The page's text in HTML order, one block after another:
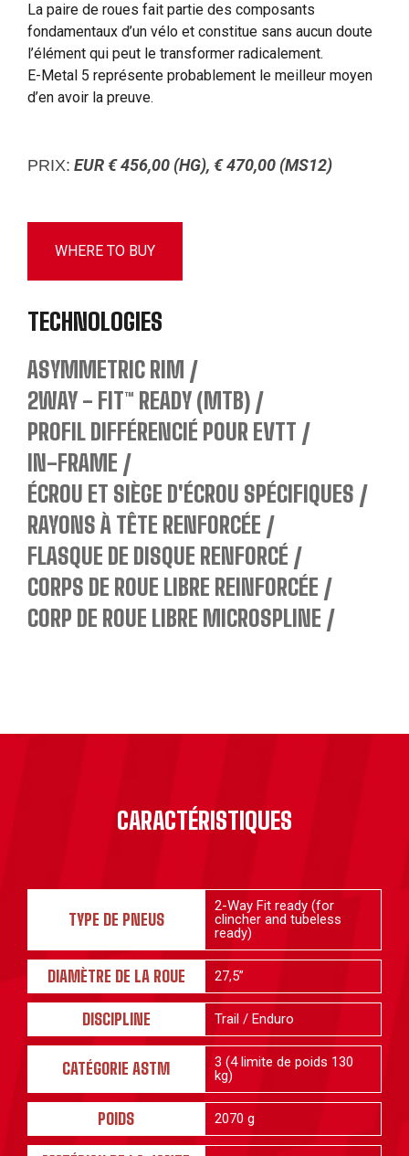
La paire de roues fait partie des composants
fondamentaux d’un vélo et constitue sans aucun doute
l’élément qui peut le transformer radicalement.
E-Metal 5 représente probablement le meilleur moyen
d’en avoir la preuve.
PRIX: EUR € 456,00 (HG), € 470,00 (MS12)
WHERE TO BUY
TECHNOLOGIES
ASYMMETRIC RIM
2WAY - FIT™ READY (MTB)
PROFIL DIFFÉRENCIÉ POUR EVTT
IN-FRAME
ÉCROU ET SIÈGE D'ÉCROU SPÉCIFIQUES
RAYONS À TÊTE RENFORCÉE
FLASQUE DE DISQUE RENFORCÉ
CORPS DE ROUE LIBRE REINFORCÉE
CORP DE ROUE LIBRE MICROSPLINE
CARACTÉRISTIQUES
TYPE DE PNEUS
2-Way Fit ready (for
clincher and tubeless
ready)
DIAMÈTRE DE LA ROUE 27,5”
DISCIPLINE Trail / Enduro
CATÉGORIE ASTM
3 (4 limite de poids 130
kg)
POIDS 2070 g